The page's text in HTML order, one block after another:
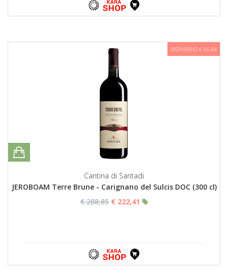
RISPARMIO € 66,44
Cantina di Santadi
JEROBOAM Terre Brune - Carignano del Sulcis DOC (300 cl)
€ 288,85 € 222,41